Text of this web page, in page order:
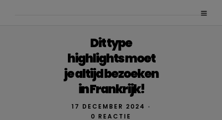
Dit type
highlights moet
je altijd bezoeken
in Frankrijk!
17 DECEMBER 2024 •
0 REACTIE